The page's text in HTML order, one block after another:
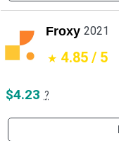
Froxy 2021
4.85 / 5
$4.23 ?